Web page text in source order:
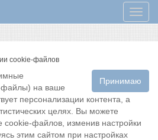
Меню
cookie-файлов
Принимаю
файлы) на ваше
персонализации контента, а
целях. Вы можете
cookie-файлов, изменив настройки
этим сайтом при настройках